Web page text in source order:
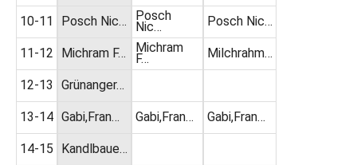
10-11
11-12
12-13
13-14
14-15
Posch Nic…
Michram F…
Grünanger…
Gabi,Fran…
Kandlbaue…
Posch
Nic…
Michram
F…
Gabi,Fran…
Posch Nic…
Milchrahm…
Gabi,Fran…